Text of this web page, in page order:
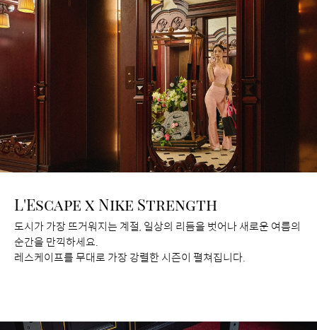
L'Escape x Nike Strength
도시가 가장 뜨거워지는 계절, 일상의 리듬을 벗어나 새로운 여름의
순간을 만끽하세요.
레스케이프를 무대로 가장 강렬한 시즌이 펼쳐집니다.